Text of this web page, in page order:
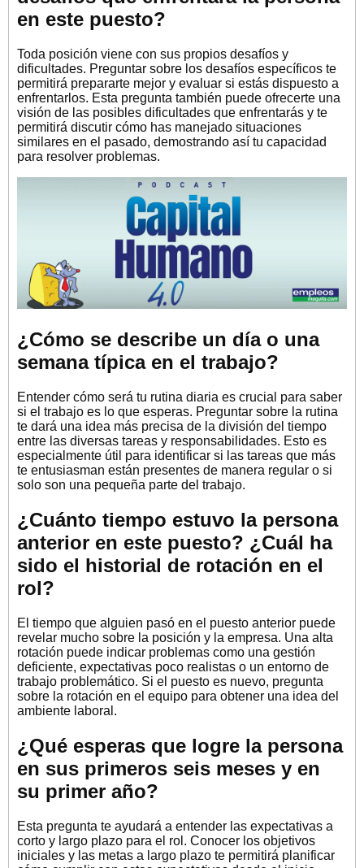
en este puesto?
Toda posición viene con sus propios desafíos y
dificultades. Preguntar sobre los desafíos específicos te
permitirá prepararte mejor y evaluar si estás dispuesto a
enfrentarlos. Esta pregunta también puede ofrecerte una
visión de las posibles dificultades que enfrentarás y te
permitirá discutir cómo has manejado situaciones
similares en el pasado, demostrando así tu capacidad
para resolver problemas.
¿Cómo se describe un día o una
semana típica en el trabajo?
Entender cómo será tu rutina diaria es crucial para saber
si el trabajo es lo que esperas. Preguntar sobre la rutina
te dará una idea más precisa de la división del tiempo
entre las diversas tareas y responsabilidades. Esto es
especialmente útil para identificar si las tareas que más
te entusiasman están presentes de manera regular o si
solo son una pequeña parte del trabajo.
¿Cuánto tiempo estuvo la persona
anterior en este puesto? ¿Cuál ha
sido el historial de rotación en el
rol?
El tiempo que alguien pasó en el puesto anterior puede
revelar mucho sobre la posición y la empresa. Una alta
rotación puede indicar problemas como una gestión
deficiente, expectativas poco realistas o un entorno de
trabajo problemático. Si el puesto es nuevo, pregunta
sobre la rotación en el equipo para obtener una idea del
ambiente laboral.
¿Qué esperas que logre la persona
en sus primeros seis meses y en
su primer año?
Esta pregunta te ayudará a entender las expectativas a
corto y largo plazo para el rol. Conocer los objetivos
iniciales y las metas a largo plazo te permitirá planificar